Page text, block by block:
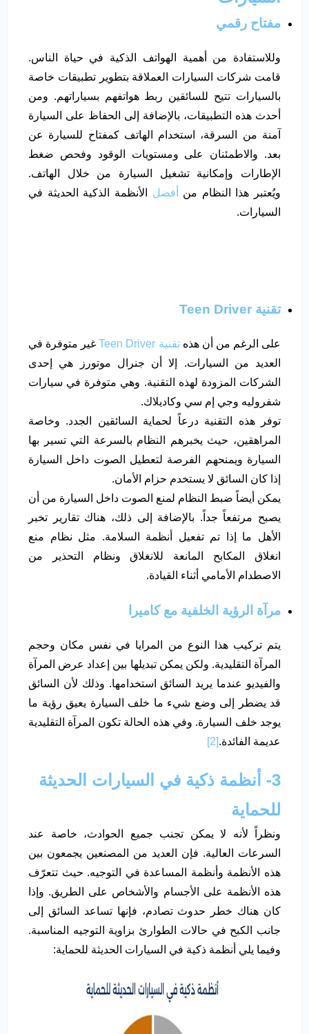
مفتاح رقمي
وللاستفادة من أهمية الهواتف الذكية في حياة الناس.
قامت شركات السيارات العملاقة بتطوير تطبيقات خاصة
بالسيارات تتيح للسائقين ربط هواتفهم بسياراتهم. ومن
أحدث هذه التطبيقات، بالإضافة إلى الحفاظ على السيارة
آمنة من السرقة، استخدام الهاتف كمفتاح للسيارة عن
بعد. والاطمئنان على ومستويات الوقود وفحص ضغط
الإطارات وإمكانية تشغيل السيارة من خلال الهاتف.
ويُعتبر هذا النظام من
أفضل الأنظمة الذكية الحديثة في
السيارات.
تقنية Teen Driver
على الرغم من أن هذهتقنية Teen Driver
غير متوفرة في
العديد من السيارات. إلا أن جنرال موتورز هي إحدى
الشركات المزودة لهذه التقنية. وهي متوفرة في سيارات
شفروليه وجي إم سي وكاديلاك.
توفر هذه التقنية درعاً لحماية السائقين الجدد. وخاصة
المراهقين، حيث يخبرهم النظام بالسرعة التي تسير بها
السيارة ويمنحهم الفرصة لتعطيل الصوت داخل السيارة
إذا كان السائق لا يستخدم حزام الأمان.
يمكن أيضاً ضبط النظام لمنع الصوت داخل السيارة من أن
يصبح مرتفعاً جداً. بالإضافة إلى ذلك، هناك تقارير تخبر
الأهل ما إذا تم تفعيل أنظمة السلامة. مثل نظام منع
انغلاق المكابح المانعة للانغلاق ونظام التحذير من
الاصطدام الأمامي أثناء القيادة.
مرآة الرؤية الخلفية مع كاميرا
يتم تركيب هذا النوع من المرايا في نفس مكان وحجم
المرآة التقليدية. ولكن يمكن تبديلها بين إعداد عرض المرآة
والفيديو عندما يريد السائق استخدامها. وذلك لأن السائق
قد يضطر إلى وضع شيء ما خلف السيارة يعيق رؤية ما
يوجد خلف السيارة. وفي هذه الحالة تكون المرآة التقليدية
عديمة الفائدة.[2]
3- أنظمة ذكية في السيارات الحديثة
للحماية
ونظراً لأنه لا يمكن تجنب جميع الحوادث، خاصة عند
السرعات العالية. فإن العديد من المصنعين يجمعون بين
هذه الأنظمة وأنظمة المساعدة في التوجيه. حيث تتعرّف
هذه الأنظمة على الأجسام والأشخاص على الطريق. وإذا
كان هناك خطر حدوث تصادم، فإنها تساعد السائق إلى
جانب الكبح في حالات الطوارئ بزاوية التوجيه المناسبة.
وفيما يلي أنظمة ذكية في السيارات الحديثة للحماية: